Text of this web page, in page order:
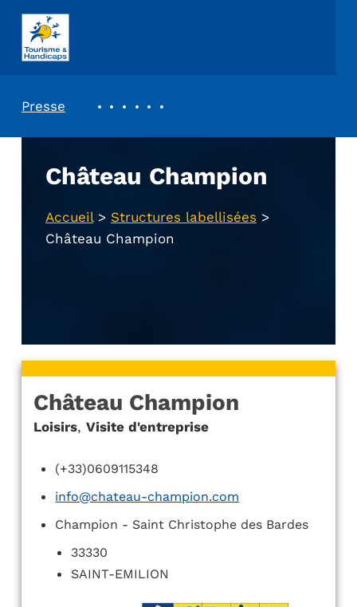
ASSOCIATION TOURISME ET HANDICAPS
Presse
Château Champion
Accueil> Structures labellisées >
Château Champion
Château Champion
Loisirs, Visite d'entreprise
(+33)0609115348
info@chateau-champion.com
Champion - Saint Christophe des Bardes
33330
SAINT-EMILION